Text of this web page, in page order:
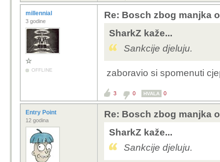
millennial
3 godine
OFFLINE
Re: Bosch zbog manjka
SharkZ kaže...
Sankcije djeluju.
zaboravio si spomenuti
3 0 HVALA 0
Entry Point
12 godina
Re: Bosch zbog manjka
SharkZ kaže...
Sankcije djeluju.